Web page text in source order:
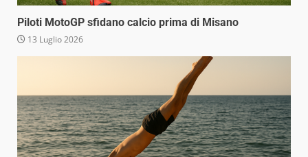
Piloti MotoGP sfidano calcio prima di Misano
13 Luglio 2026